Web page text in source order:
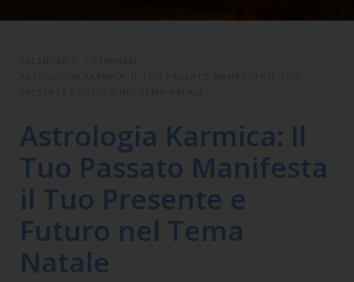
Astrologia Karmica: Il
Tuo Passato Manifesta
il Tuo Presente e
Futuro nel Tema
Natale